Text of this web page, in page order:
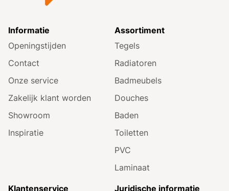
Informatie
Openingstijden
Contact
Onze service
Zakelijk klant worden
Showroom
Inspiratie
Assortiment
Tegels
Radiatoren
Badmeubels
Douches
Baden
Toiletten
PVC
Laminaat
Klantenservice
Juridische informatie